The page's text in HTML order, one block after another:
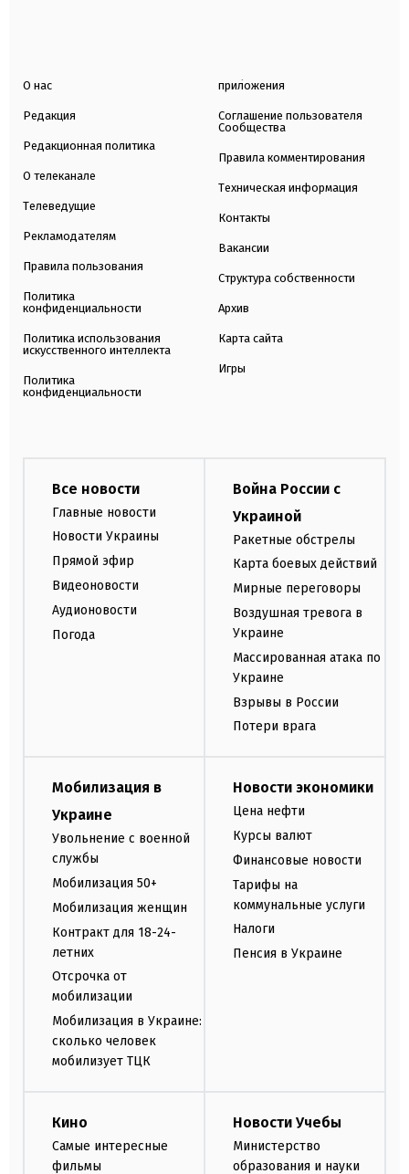
О нас
Редакция
Редакционная политика
О телеканале
Телеведущие
Рекламодателям
Правила пользования
Политика
конфиденциальности
Политика использования
искусственного интеллекта
Политика
конфиденциальности
приложения
Соглашение пользователя
Сообщества
Правила комментирования
Техническая информация
Контакты
Вакансии
Структура собственности
Архив
Карта сайта
Игры
Все новости
Главные новости
Новости Украины
Прямой эфир
Видеоновости
Аудионовости
Погода
Война России с
Украиной
Ракетные обстрелы
Карта боевых действий
Мирные переговоры
Воздушная тревога в
Украине
Массированная атака по
Украине
Взрывы в России
Потери врага
Мобилизация в
Украине
Увольнение с военной
службы
Мобилизация 50+
Мобилизация женщин
Контракт для 18-24-
летних
Отсрочка от
мобилизации
Мобилизация в Украине:
сколько человек
мобилизует ТЦК
Новости экономики
Цена нефти
Курсы валют
Финансовые новости
Тарифы на
коммунальные услуги
Налоги
Пенсия в Украине
Кино
Самые интересные
фильмы
Новости Учебы
Министерство
образования и науки